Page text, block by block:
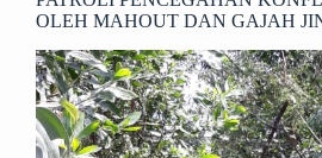
OLEH MAHOUT DAN GAJAH